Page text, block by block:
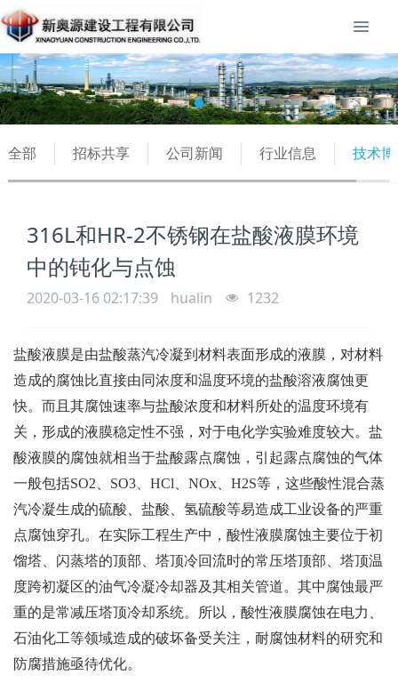
全部 招标共享 公司新闻 行业信息 技术
316L和HR-2不锈钢在盐酸液膜环境
中的钝化与点蚀
2020-03-16 02:17:39 hualin 1232
盐酸液膜是由盐酸蒸汽冷凝到材料表面形成的液膜，对材料
造成的腐蚀比直接由同浓度和温度环境的盐酸溶液腐蚀更
快。而且其腐蚀速率与盐酸浓度和材料所处的温度环境有
关，形成的液膜稳定性不强，对于电化学实验难度较大。盐
酸液膜的腐蚀就相当于盐酸露点腐蚀，引起露点腐蚀的气体
一般包括SO2、SO3、HCl、NOx、H2S等，这些酸性混合蒸
汽冷凝生成的硫酸、盐酸、氢硫酸等易造成工业设备的严重
点腐蚀穿孔。在实际工程生产中，酸性液膜腐蚀主要位于初
馏塔、闪蒸塔的顶部、塔顶冷回流时的常压塔顶部、塔顶温
度跨初凝区的油气冷凝冷却器及其相关管道。其中腐蚀最严
重的是常减压塔顶冷却系统。所以，酸性液膜腐蚀在电力、
石油化工等领域造成的破坏备受关注，耐腐蚀材料的研究和
防腐措施亟待优化。